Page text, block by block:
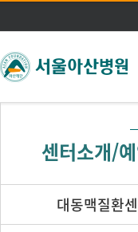
센터소개/
대동맥질환